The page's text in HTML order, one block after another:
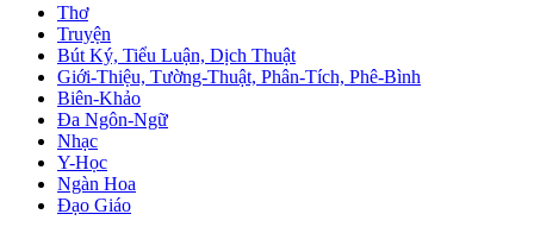
Thơ
Truyện
Bút Ký, Tiểu Luận, Dịch Thuật
Giới-Thiệu, Tường-Thuật, Phân-Tích, Phê-Bình
Biên-Khảo
Đa Ngôn-Ngữ
Nhạc
Y-Học
Ngàn Hoa
Đạo Giáo